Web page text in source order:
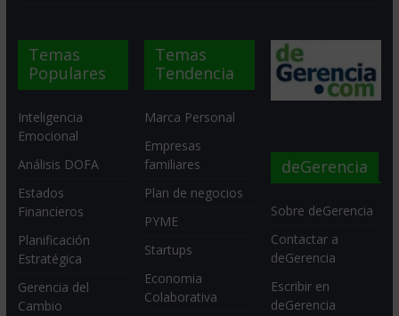
Temas
Populares
Inteligencia
Emocional
Análisis DOFA
Estados
Financieros
Planificación
Estratégica
Gerencia del
Cambio
Temas
Tendencia
Marca Personal
Empresas
familiares
Plan de negocios
PYME
Startups
Economia
Colaborativa
deGerencia
Sobre deGerencia
Contactar a
deGerencia
Escribir en
deGerencia